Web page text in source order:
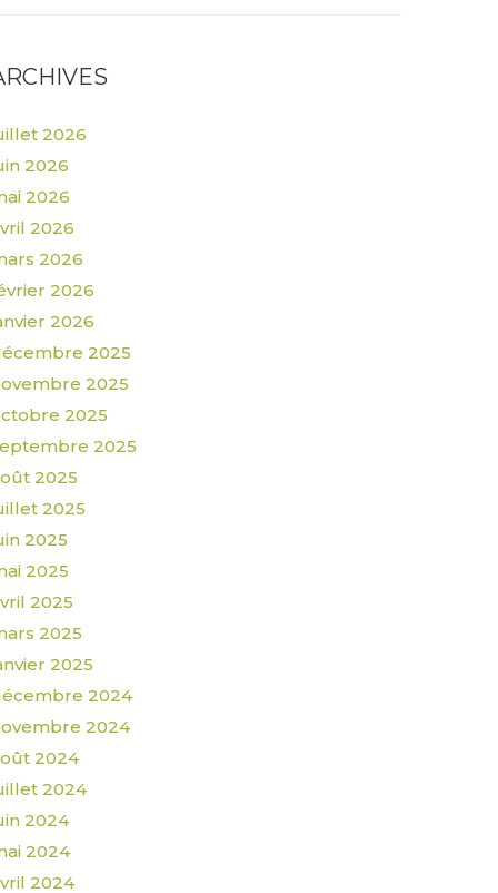
2026
2026
2026
2026
2026
2026
2026
2025
2025
2025
2025
2025
2025
2025
2025
2025
2025
2025
2024
2024
2024
2024
2024
2024
2024